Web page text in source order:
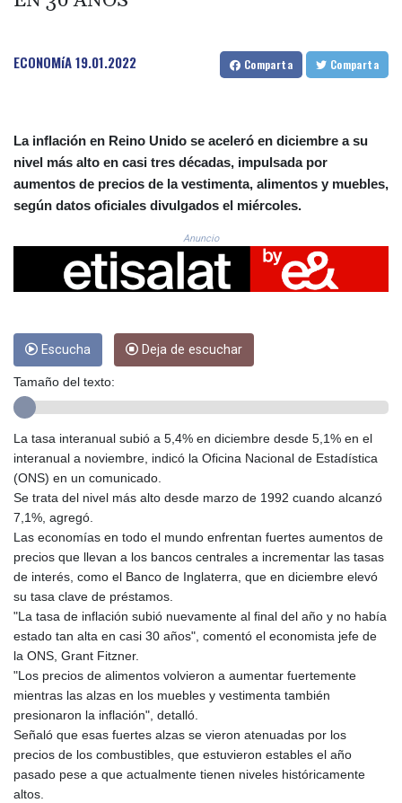
CRC 524.22617
CUC 1.154472
DJF 205.172641
DKK 7.476145
DOP 67.321992
DZD 153.279508
ERN 17.317076
ETB 186.715352
FJD 2.553114
GEL 3.013068
GGP 0.856331
GIP 0.856331
GNF 10140.856305
GTQ 8.81087
HKD 9.057432
HRK 7.535817
HTG 150.98364
HUF 364.606998
ILS 3.461279
IMP 0.856331
IQD 1512.727812
IRR
1587081.157342
ISK 142.20827
JEP 0.856331
JMD 183.379231
ECONOMíA19.01.2022 Comparta Comparta
La inflación en Reino Unido se aceleró en diciembre a su
nivel más alto en casi tres décadas, impulsada por
aumentos de precios de la vestimenta, alimentos y muebles,
según datos oficiales divulgados el miércoles.
Anuncio
Escucha Deja de escuchar
Tamaño del texto:
La tasa interanual subió a 5,4% en diciembre desde 5,1% en el
interanual a noviembre, indicó la Oficina Nacional de Estadística
(ONS) en un comunicado.
Se trata del nivel más alto desde marzo de 1992 cuando alcanzó
7,1%, agregó.
Las economías en todo el mundo enfrentan fuertes aumentos de
precios que llevan a los bancos centrales a incrementar las tasas
de interés, como el Banco de Inglaterra, que en diciembre elevó
su tasa clave de préstamos.
"La tasa de inflación subió nuevamente al final del año y no había
estado tan alta en casi 30 años", comentó el economista jefe de
la ONS, Grant Fitzner.
"Los precios de alimentos volvieron a aumentar fuertemente
mientras las alzas en los muebles y vestimenta también
presionaron la inflación", detalló.
Señaló que esas fuertes alzas se vieron atenuadas por los
precios de los combustibles, que estuvieron estables el año
pasado pese a que actualmente tienen niveles históricamente
altos.